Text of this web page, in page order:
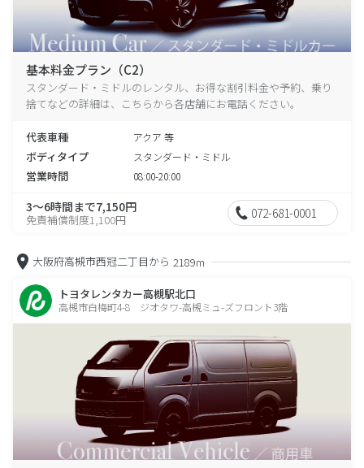
基本料金プラン（C2）
スタンダード・ミドルのレンタル、お得な割引料金や予約、乗り
捨てなどの詳細は、こちらから各店舗にお電話ください。
代表車種 アクア 等
ボディタイプ スタンダード・ミドル
営業時間 08:00-20:00
3～6時間まで7,150円
免責補償制度1,100円 072-681-0001
大阪府高槻市西冠二丁目から 2189m
トヨタレンタカー高槻駅北口
高槻市白梅町4-8 ジオタワ-高槻ミュ-ズフロント3階